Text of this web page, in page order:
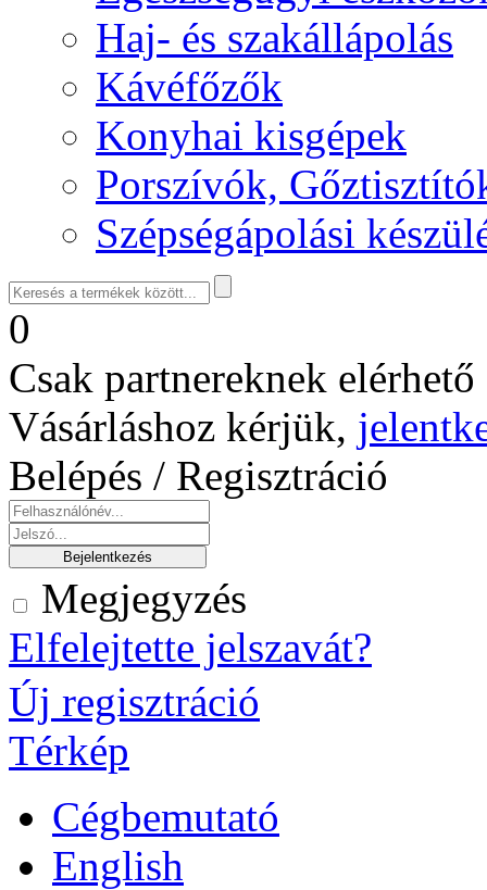
Haj- és szakállápolás
Kávéfőzők
Konyhai kisgépek
Porszívók,
Szépségápolási
0
Csak partnereknek
Vásárláshoz kérjük,
Belépés / Regisztráció
Megjegyzés
Elfelejtette jelszavát?
Új regisztráció
Térkép
Cégbemutató
English